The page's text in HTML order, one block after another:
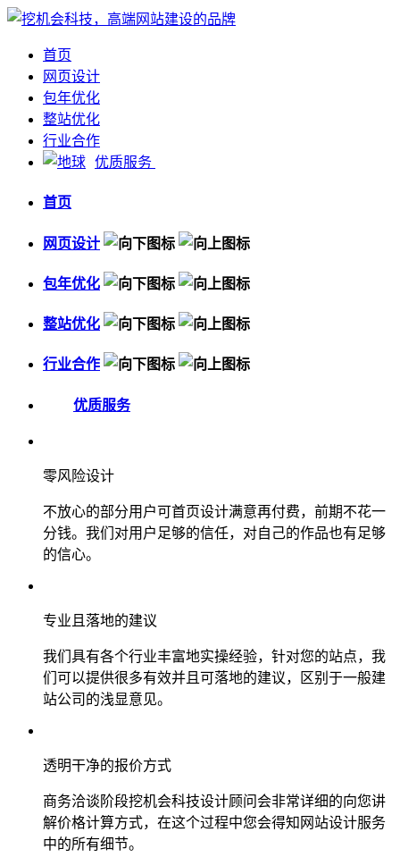
首页
网页设计
包年优化
整站优化
行业合作
优质服务
首页
网页设计
包年优化
整站优化
行业合作
优质服务
零风险设计
不放心的部分用户可首页设计满意再付费，前期不花一
分钱。我们对用户足够的信任，对自己的作品也有足够
的信心。
专业且落地的建议
我们具有各个行业丰富地实操经验，针对您的站点，我
们可以提供很多有效并且可落地的建议，区别于一般建
站公司的浅显意见。
透明干净的报价方式
商务洽谈阶段挖机会科技设计顾问会非常详细的向您讲
解价格计算方式，在这个过程中您会得知网站设计服务
中的所有细节。